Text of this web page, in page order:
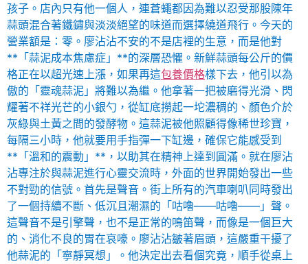
孩子。店內只有他一個人，連蒼蠅都因為難以忍受那股陳年
蒜頭混合著鐵鏽與淡淡絕望的味道而選擇繞道飛行。今天的
營業額是：零。廖沾沾不安的不是店裡的生意，而是他對
**「蒜泥成本焦慮症」**的深層恐懼。新鮮蒜頭每公斤的價
格正在以超光速上漲，如果再這包養價格樣下去，他引以為
傲的「靈魂蒜泥」將難以為繼。他拿著一把被磨得光滑、閃
耀著不祥光芒的小銀勺，從缸底撈起一坨濃稠的、顏色介於
灰綠與土黃之間的發酵物。這蒜泥被他照顧得像稀世珍寶，
每隔三小時，他就要用手指彈一下缸邊，確保它能感受到
**「溫和的震動」**，以助其在精神上達到圓滿。就在廖沾
沾專注於與蒜泥進行心靈交流時，外面的世界開始發出一些
不對勁的信號。首先是聲音。街上所有的汽車喇叭同時發出
了一個持續不斷、低沉且潮濕的「咕嚕——咕嚕——」聲。
這聲音不是引擎聲，也不是正常的鳴笛聲，而像是一個巨大
的、消化不良的胃在哀嚎。廖沾沾皺著眉頭，這嚴重干擾了
他蒜泥的「寧靜冥想」。他決定出去看個究竟，順手從桌上